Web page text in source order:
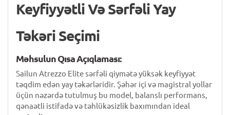
Keyfiyyətli Və Sərfəli Yay
Təkəri Seçimi
Məhsulun Qısa Açıqlaması:
Sailun Atrezzo Elite sərfəli qiymətə yüksək keyfiyyət
təqdim edən yay təkərləridir. Şəhər içi və magistral yollar
üçün nəzərdə tutulmuş bu model, balanslı performans,
qənaətli istifadə və təhlükəsizlik baxımından ideal